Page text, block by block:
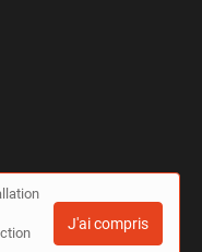
J'ai compris